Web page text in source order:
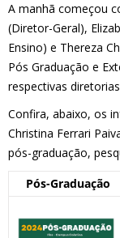
A manhã começou
(Diretor-Geral),
Ensino) e Thereza
Pós Graduação e
respectivas
Confira, abaixo, os
Christina Ferrari
pós-graduação,
Pós-Graduação